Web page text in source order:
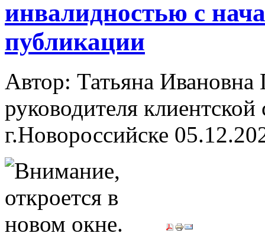
инвалидностью с
публикации
Автор: Татьяна
руководителя
г.Новороссийске